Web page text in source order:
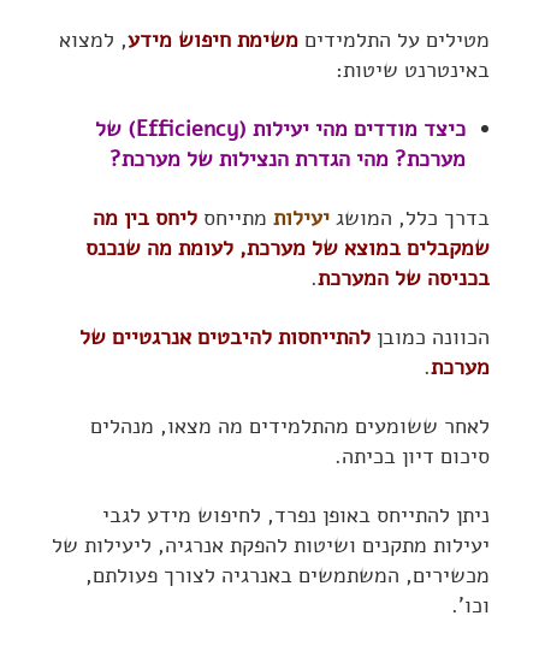
מטילים על התלמידים משימת חיפוש מידע, למצוא
באינטרנט שיטות:
כיצד מודדים מהי יעילות (Efficiency) של
מערכת? מהי הגדרת הנצילות של מערכת?
בדרך כלל, המושג יעילות מתייחס ליחס בין מה
שמקבלים במוצא של מערכת, לעומת מה שנכנס
בכניסה של המערכת.
הכוונה כמובן להתייחסות להיבטים אנרגטיים של
מערכת.
לאחר ששומעים מהתלמידים מה מצאו, מנהלים
סיכום דיון בכיתה.
ניתן להתייחס באופן נפרד, לחיפוש מידע לגבי
יעילות מתקנים ושיטות להפקת אנרגיה, ליעילות של
מכשירים, המשתמשים באנרגיה לצורך פעולתם,
וכו'.